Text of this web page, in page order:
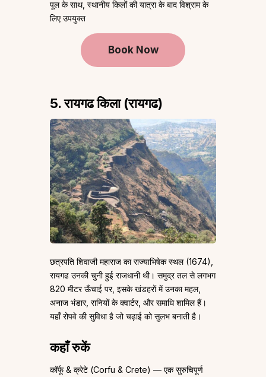
पूल के साथ, स्थानीय किलों की यात्रा के बाद विश्राम के
लिए उपयुक्त
Book Now
5. रायगढ किला (रायगढ)
छत्रपति शिवाजी महाराज का राज्याभिषेक स्थल (1674),
रायगढ उनकी चुनी हुई राजधानी थी। समुद्र तल से लगभग
820 मीटर ऊँचाई पर, इसके खंडहरों में उनका महल,
अनाज भंडार, रानियों के क्वार्टर, और समाधि शामिल हैं।
यहाँ रोपवे की सुविधा है जो चढ़ाई को सुलभ बनाती है।
कहाँ रुकें
कॉर्फू & क्रेटे (Corfu & Crete) — एक सुरुचिपूर्ण